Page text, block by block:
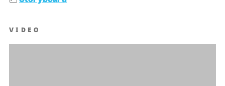
VIDEO